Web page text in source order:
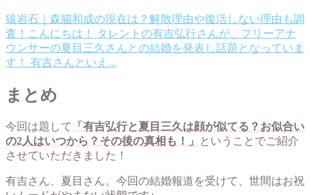
猿岩石｜森脇和成の現在は？解散理由や復活しない理由も調
査！ こんにちは！ タレントの有吉弘行さんが、フリーアナ
ウンサーの夏目三久さんとの結婚を発表し話題となっていま
す！ 有吉さんといえ...
まとめ
今回は題して
「有吉弘行と夏目三久は顔が似てる？お似合い
の2人はいつから？その後の真相も！」
ということでご紹介
させていただきました！
有吉さん、夏目さん。今回の結婚報道を受けて、世間はお祝